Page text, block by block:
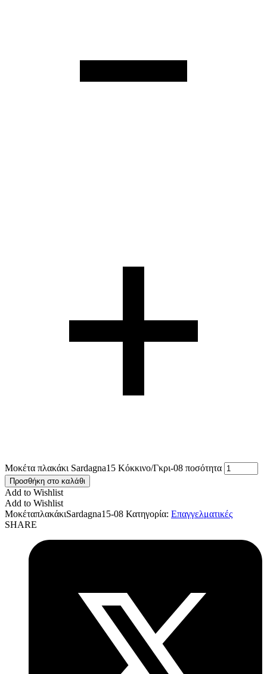
Μοκέτα πλακάκι Sardagna15 Κόκκινο/Γκρι-08 ποσότητα
Προσθήκη στο καλάθι
Add to Wishlist
Add to Wishlist
ΜοκέταπλακάκιSardagna15-08 Κατηγορία: Επαγγελματικές
SHARE